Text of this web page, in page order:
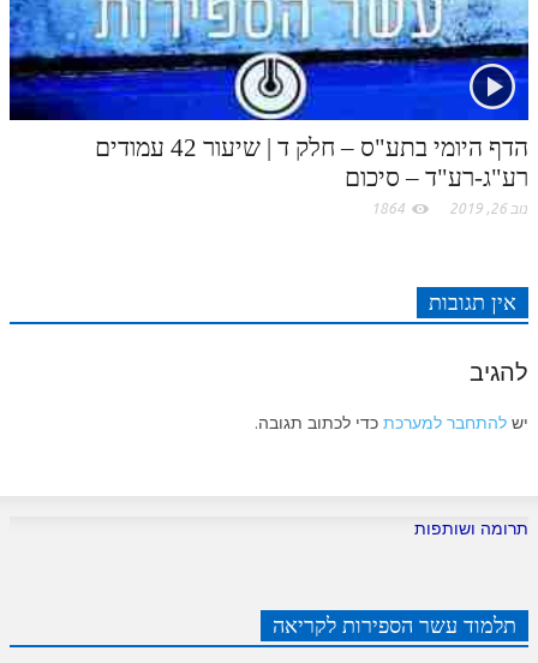
הדף היומי בתע"ס – חלק ד | שיעור 42 עמודים
רע"ג-רע"ד – סיכום
נוב 26, 2019 1864
אין תגובות
להגיב
יש להתחבר למערכת כדי לכתוב תגובה.
תרומה ושותפות
תלמוד עשר הספירות לקריאה